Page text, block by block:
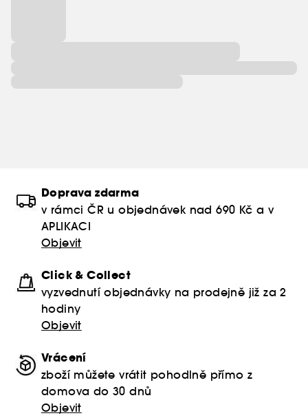
Doprava zdarma
v rámci ČR u objednávek nad 690 Kč a v
APLIKACI
Objevit
Click & Collect
vyzvednutí objednávky na prodejně již za 2
hodiny
Objevit
Vrácení
zboží můžete vrátit pohodlně přímo z
domova do 30 dnů
Objevit